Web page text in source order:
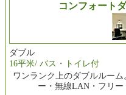
コンフォート
ダブル
16平米/ バス・トイレ付
ワンランク上のダブルルー
ー・無線LAN・フリー